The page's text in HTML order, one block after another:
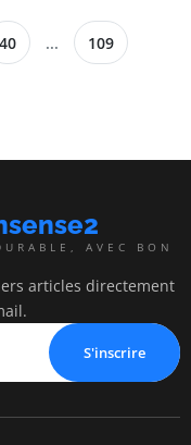
40 ... 109
AVEC BON
articles directement
S'inscrire